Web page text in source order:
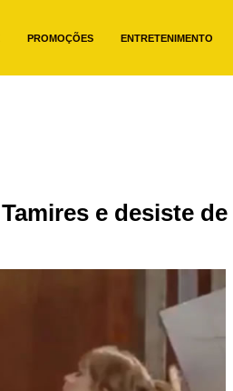
PROMOÇÕES ENTRETENIMENTO
e desiste de